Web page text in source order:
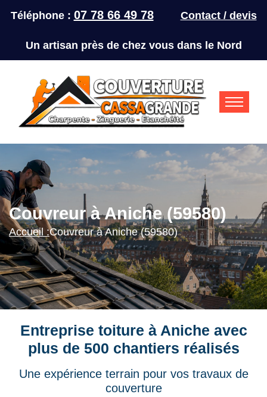
Téléphone : 07 78 66 49 78 Contact / devis
Un artisan près de chez vous dans le Nord
Couvreur à Aniche (59580)
Accueil :Couvreur à Aniche (59580)
Entreprise toiture à Aniche avec
plus de 500 chantiers réalisés
Une expérience terrain pour vos travaux de
couverture